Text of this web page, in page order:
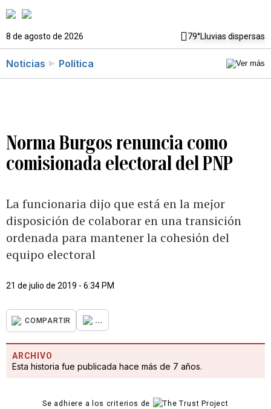
8 de agosto de 2026 79°Lluvias dispersas
Noticias Política
Norma Burgos renuncia como
comisionada electoral del PNP
La funcionaria dijo que está en la mejor
disposición de colaborar en una transición
ordenada para mantener la cohesión del
equipo electoral
21 de julio de 2019 - 6:34 PM
COMPARTIR ...
ARCHIVO
Esta historia fue publicada hace más de 7 años.
Se adhiere a los criterios de